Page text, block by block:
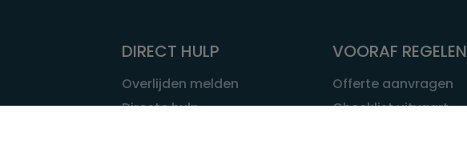
DIRECT HULP
Overlijden melden
Directe hulp
VOORAF REGELEN
Offerte aanvragen
Checklist uitvaart